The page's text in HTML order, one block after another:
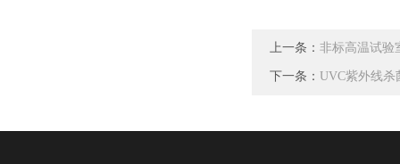
上一条： 非标高温试验
下一条： UVC紫外线杀